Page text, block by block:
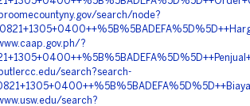
search/node?
?
search?search-
search?